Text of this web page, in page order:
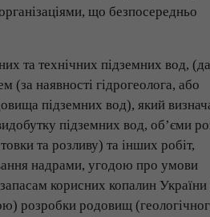
що безпосередньо
та технічних підземних вод,
(за наявності гідрогеолога, або
підземних вод), який
підземних вод, об’єми
та розливу) та інших робіт,
надрами, угодою про умови
корисних копалин України
розробки родовищ